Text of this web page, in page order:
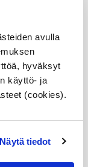
avulla
hyväksyt
käyttö- ja
(cookies).
Näytä tiedot